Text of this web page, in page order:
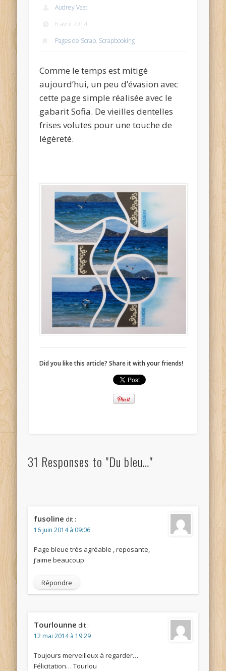
Audrey Vast
8 avril 2014
Pages de Scrap, Scrapbooking
Comme le temps est mitigé
aujourd’hui, un peu d’évasion avec
cette page simple réalisée avec le
gabarit Sofia. De vieilles dentelles
frises volutes pour une touche de
légèreté.
Did you like this article? Share it with your friends!
31 Responses to "Du bleu…"
fusoline dit :
16 juin 2014 à 09:06
Page bleue très agréable , reposante,
j’aime beaucoup
Répondre
Tourlounne dit :
12 mai 2014 à 19:29
Toujours merveilleux à regarder…
Félicitation… Tourlou